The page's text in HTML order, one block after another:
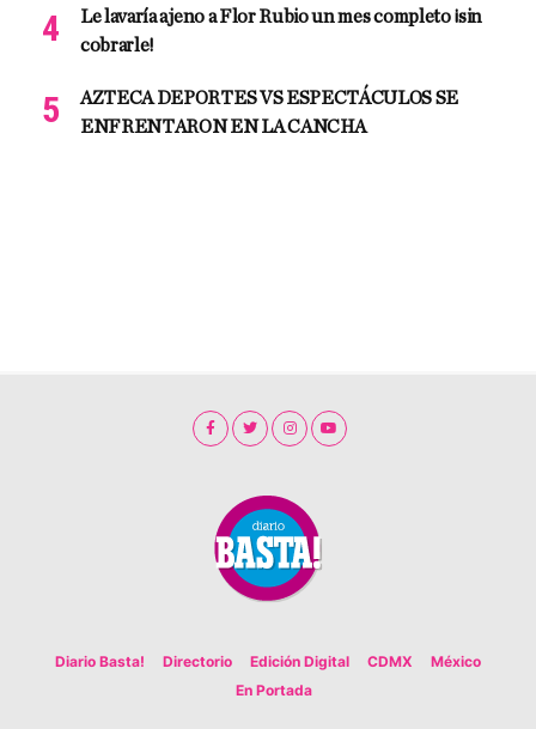
Le lavaría ajeno a Flor Rubio un mes completo ¡sin
cobrarle!
AZTECA DEPORTES VS ESPECTÁCULOS SE
ENFRENTARON EN LA CANCHA
Diario Basta! Directorio Edición Digital CDMX
México
En Portada